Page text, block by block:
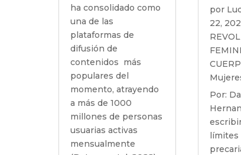
ha consolidado como
una de las
plataformas de
difusión de
contenidos más
populares del
momento, atrayendo
a más de 1000
millones de personas
usuarias activas
mensualmente
por
22,
Por: